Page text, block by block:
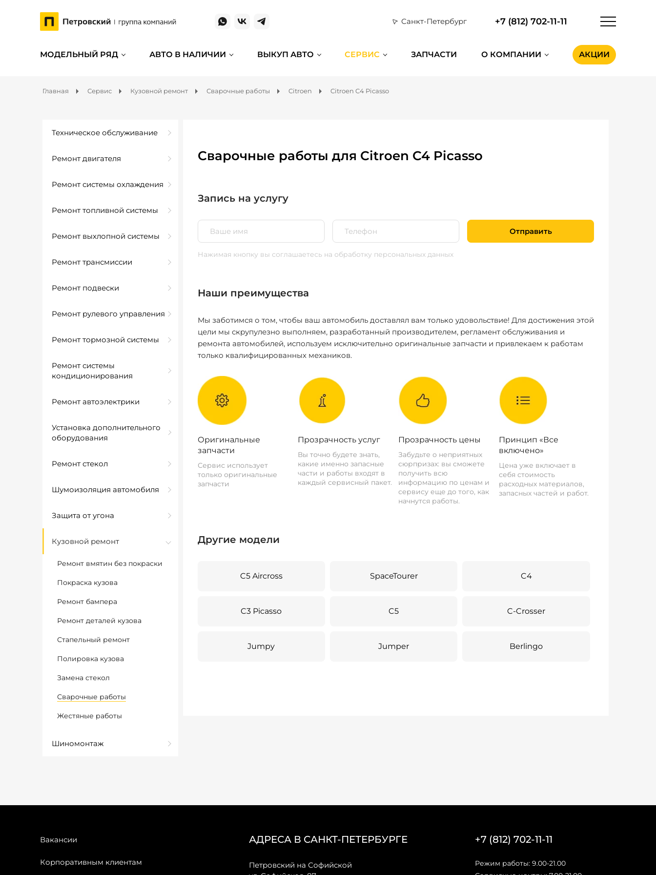
Санкт-Петербург +7 (812) 702-11-11
МОДЕЛЬНЫЙ РЯД АВТО В НАЛИЧИИ ВЫКУП АВТО СЕРВИС ЗАПЧАСТИ О КОМПАНИИ АКЦИИ
Главная Сервис Кузовной ремонт Сварочные работы Citroen Citroen C4 Picasso
Техническое обслуживание
Ремонт двигателя
Ремонт системы охлаждения
Ремонт топливной системы
Ремонт выхлопной системы
Ремонт трансмиссии
Ремонт подвески
Ремонт рулевого управления
Ремонт тормозной системы
Ремонт системы
кондиционирования
Ремонт автоэлектрики
Установка дополнительного
оборудования
Ремонт стекол
Шумоизоляция автомобиля
Защита от угона
Кузовной ремонт
Ремонт вмятин без покраски
Покраска кузова
Ремонт бампера
Ремонт деталей кузова
Стапельный ремонт
Полировка кузова
Замена стекол
Сварочные работы
Жестяные работы
Шиномонтаж
Сварочные работы для Citroen C4 Picasso
Запись на услугу
Отправить
Нажимая кнопку вы соглашаетесь на обработку персональных данных
Наши преимущества
Мы заботимся о том, чтобы ваш автомобиль доставлял вам только удовольствие! Для достижения этой
цели мы скрупулезно выполняем, разработанный производителем, регламент обслуживания и
ремонта автомобилей, используем исключительно оригинальные запчасти и привлекаем к работам
только квалифицированных механиков.
Оригинальные
запчасти
Сервис использует
только оригинальные
запчасти
Прозрачность услуг
Вы точно будете знать,
какие именно запасные
части и работы входят в
каждый сервисный пакет.
Прозрачность цены
Забудьте о неприятных
сюрпризах: вы сможете
получить всю
информацию по ценам и
сервису еще до того, как
начнутся работы.
Принцип «Все
включено»
Цена уже включает в
себя стоимость
расходных материалов,
запасных частей и работ.
Другие модели
C5 Aircross SpaceTourer C4
C3 Picasso C5 C-Crosser
Jumpy Jumper Berlingo
Вакансии
Корпоративным клиентам
АДРЕСА В САНКТ-ПЕТЕРБУРГЕ
Петровский на Софийской
+7 (812) 702-11-11
Режим работы: 9.00-21.00